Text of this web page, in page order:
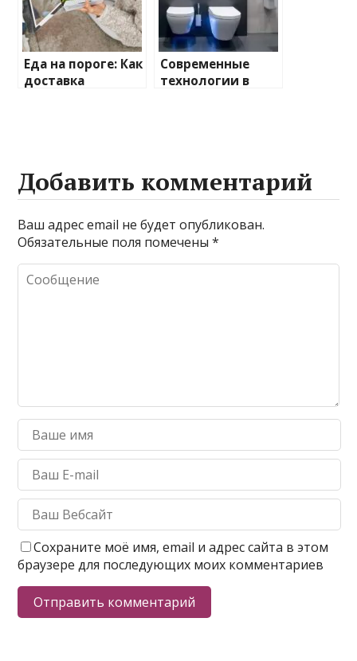
Еда на пороге: Как
доставка
Современные
технологии в
Добавить комментарий
Ваш адрес email не будет опубликован.
Обязательные поля помечены*
Сохраните моё имя, email и адрес сайта в этом
браузере для последующих моих комментариев